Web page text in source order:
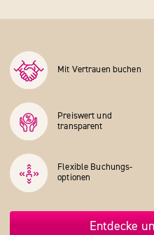
Mit Vertrauen buchen
Preiswert und
transparent
Flexible Buchungs­
optionen
Entdecke